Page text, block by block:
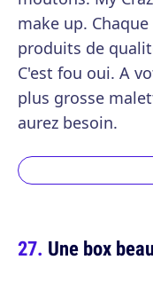
make up.
produits de
C'est fou oui. A
plus grosse
aurez besoin.
Une box